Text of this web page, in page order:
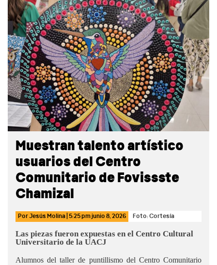
Muestran talento artístico
usuarios del Centro
Comunitario de Fovissste
Chamizal
PorJesús Molina 5:25 pmjunio 8, 2026 Foto: Cortesía
Las piezas fueron expuestas en el Centro Cultural
Universitario de la UACJ
Alumnos del taller de puntillismo del Centro Comunitario
Sidebar